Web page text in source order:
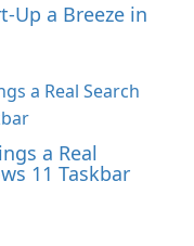
Up a Breeze in
a Real
11 Taskbar